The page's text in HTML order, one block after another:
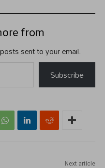
from
sent to your email.
Subscribe
Next article